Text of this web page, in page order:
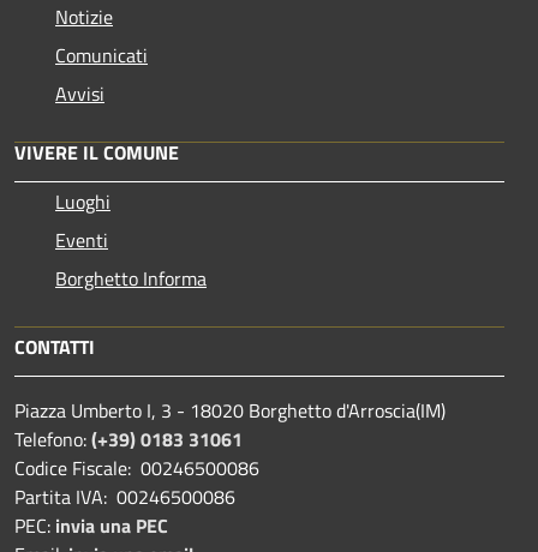
Notizie
Comunicati
Avvisi
VIVERE IL COMUNE
Luoghi
Eventi
Borghetto Informa
CONTATTI
Piazza Umberto I, 3 - 18020 Borghetto d'Arroscia(IM)
Telefono:(+39) 0183 31061
Codice Fiscale: 00246500086
Partita IVA: 00246500086
PEC: invia una PEC